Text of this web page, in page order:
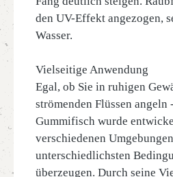
den UV-Effekt angezogen,
Wasser.
Vielseitige Anwendung
Egal, ob Sie in ruhigen
strömenden Flüssen angeln
Gummifisch wurde
verschiedenen
unterschiedlichsten
überzeugen. Durch seine